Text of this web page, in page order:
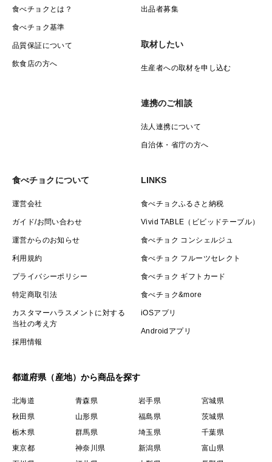
食べチョクとは？
食べチョク基準
品質保証について
飲食店の方へ
出品者募集
取材したい
生産者への取材を申し込む
連携のご相談
法人連携について
自治体・省庁の方へ
食べチョクについて
運営会社
ガイド/お問い合わせ
運営からのお知らせ
利用規約
プライバシーポリシー
特定商取引法
カスタマーハラスメントに対する
当社の考え方
採用情報
LINKS
食べチョクふるさと納税
Vivid TABLE（ビビッドテーブル）
食べチョク コンシェルジュ
食べチョク フルーツセレクト
食べチョク ギフトカード
食べチョク&more
iOSアプリ
Androidアプリ
都道府県（産地）から商品を探す
北海道 青森県 岩手県
宮城県
秋田県
山形県 福島県
茨城県
栃木県
群馬県 埼玉県
千葉県
東京都
神奈川県 新潟県
富山県